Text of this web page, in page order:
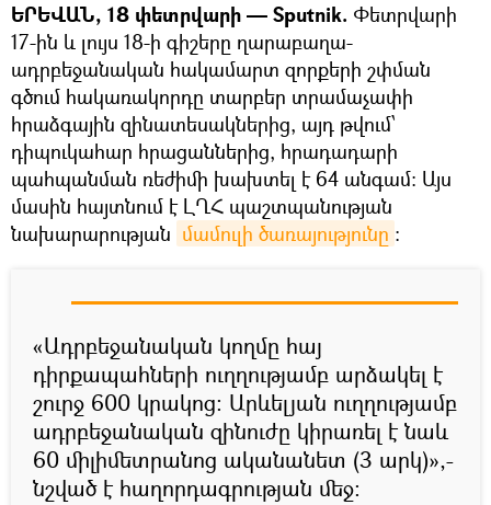
ԵՐԵՎԱՆ, 18 փետրվարի — Sputnik. Փետրվարի
17-ին և լույս 18-ի գիշերը ղարաբաղա-
ադրբեջանական հակամարտ զորքերի շփման
գծում հակառակորդը տարբեր տրամաչափի
հրաձգային զինատեսակներից, այդ թվում՝
դիպուկահար հրացաններից, հրադադարի
պահպանման ռեժիմի խախտել է 64 անգամ: Այս
մասին հայտնում է ԼՂՀ պաշտպանության
նախարարության մամուլի ծառայությունը :
«Ադրբեջանական կողմը հայ
դիրքապահների ուղղությամբ արձակել է
շուրջ 600 կրակոց: Արևելյան ուղղությամբ
ադրբեջանական զինուժը կիրառել է նաև
60 միլիմետրանոց ականանետ (3 արկ)»,-
նշված է հաղորդագրության մեջ: